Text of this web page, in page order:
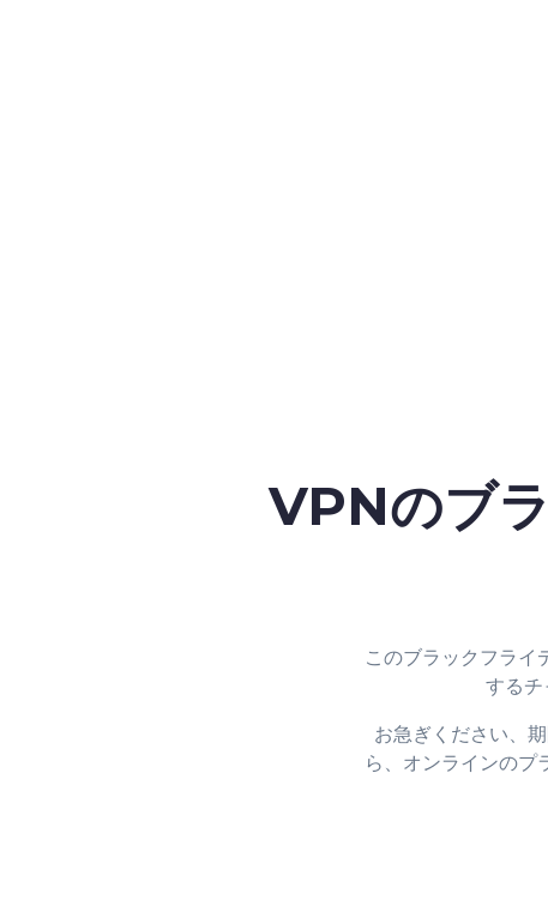
VPNのブ
このブラックフライ
する
お急ぎください、
ら、オンラインのプ